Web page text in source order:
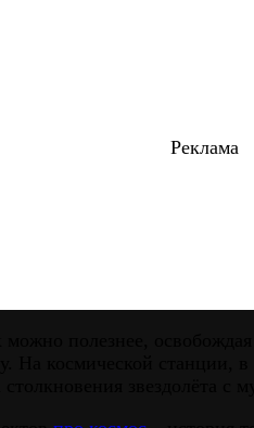
Реклама